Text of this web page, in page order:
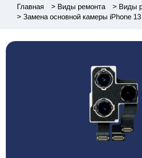
Главная > Виды ремонта > Виды
> Замена основной камеры iPhone